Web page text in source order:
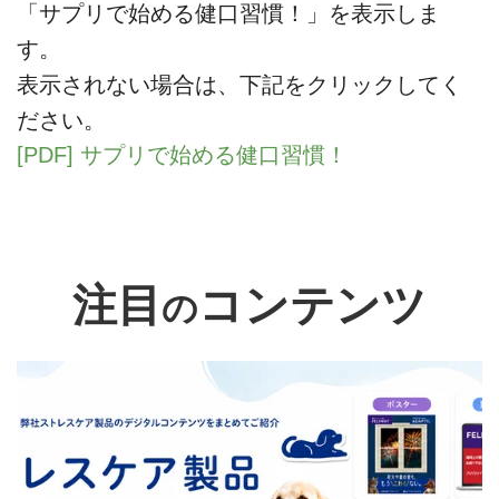
「サプリで始める健口習慣！」を表示しま
す。
表示されない場合は、下記をクリックしてく
ださい。
[PDF] サプリで始める健口習慣！
注目 のコンテンツ